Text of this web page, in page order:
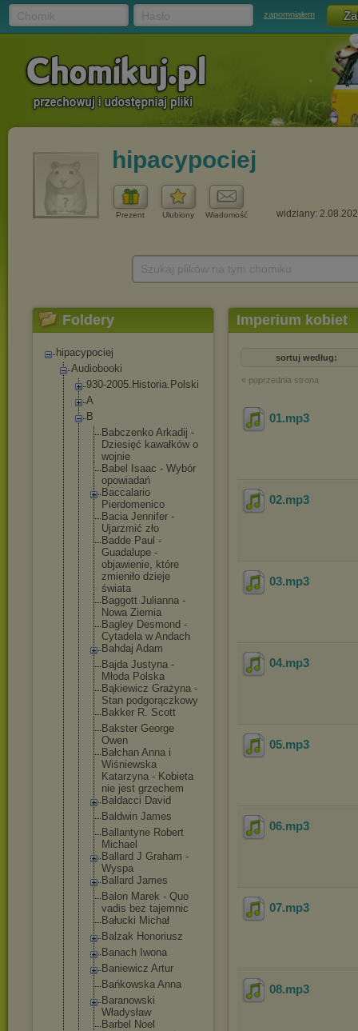
zapomniałem
hipacypociej
Prezent Ulubiony Wiadomość widziany:
Foldery
hipacypociej
Audiobooki
930-2005.Historia.Polski
A
B
Babczenko Arkadij -
Dziesięć kawałków o
wojnie
Babel Isaac - Wybór
opowiadań
Baccalario
Pierdomenico
Bacia Jennifer -
Ujarzmić zło
Badde Paul -
Guadalupe -
objawienie, które
zmieniło dzieje
świata
Baggott Julianna -
Nowa Ziemia
Bagley Desmond -
Cytadela w Andach
Bahdaj Adam
Bajda Justyna -
Młoda Polska
Bąkiewicz Grażyna -
Stan podgorączkowy
Bakker R. Scott
Bakster George
Owen
Bałchan Anna i
Wiśniewska
Katarzyna - Kobieta
nie jest grzechem
Baldacci David
Baldwin James
Ballantyne Robert
Michael
Ballard J Graham -
Wyspa
Ballard James
Balon Marek - Quo
vadis bez tajemnic
Bałucki Michał
Balzak Honoriusz
Banach Iwona
Baniewicz Artur
Bańkowska Anna
Baranowski
Władysław
Barbel Noel
Imperium kobiet
sortuj według:
« poprzednia strona
01.mp3
02.mp3
03.mp3
04.mp3
05.mp3
06.mp3
07.mp3
08.mp3